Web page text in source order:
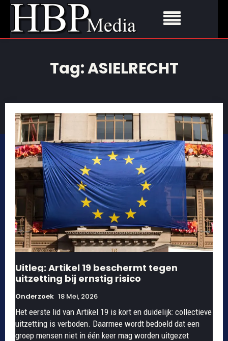
Tag:ASIELRECHT
Uitleg: Artikel 19 beschermt tegen
uitzetting bij ernstig risico
Onderzoek 18 Mei, 2026
Het eerste lid van Artikel 19 is kort en duidelijk: collectieve
uitzetting is verboden. Daarmee wordt bedoeld dat een
groep mensen niet in één keer mag worden uitgezet